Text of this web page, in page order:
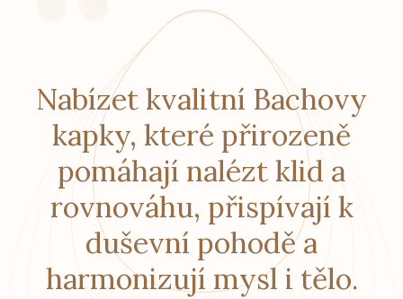
Nabízet kvalitní Bachovy
kapky, které přirozeně
pomáhají nalézt klid a
rovnováhu, přispívají k
duševní pohodě a
harmonizují mysl i tělo.